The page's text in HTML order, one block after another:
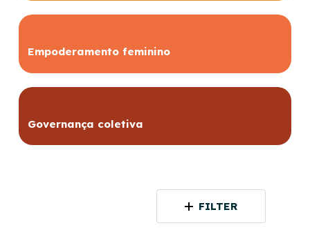
Empoderamento feminino
Governança coletiva
FILTER